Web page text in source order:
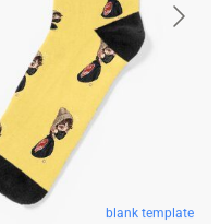
blank template